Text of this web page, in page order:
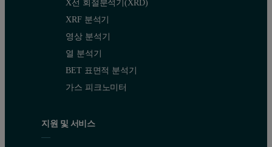
X선 회절분석기(XRD)
XRF 분석기
영상 분석기
열 분석기
BET 표면적 분석기
가스 피크노미터
지원 및 서비스